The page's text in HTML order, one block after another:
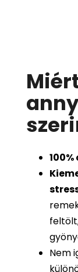
Miért
100%
Nem